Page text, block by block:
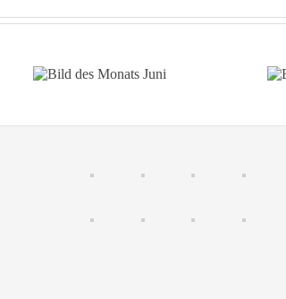
Bild des Monats